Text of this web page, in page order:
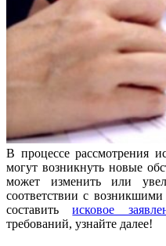
В процессе рассмотрения
могут возникнуть новые
может изменить или
соответствии с
составитьисковое
требований, узнайте далее!